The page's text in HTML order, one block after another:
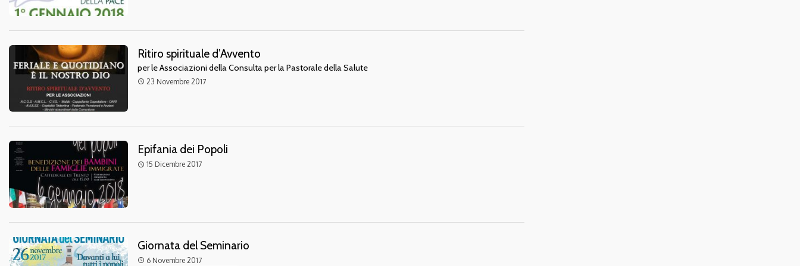
Ritiro spirituale d’Avvento
per le Associazioni della Consulta per la Pastorale della Salute
access_time 23 Novembre 2017
Epifania dei Popoli
access_time 15 Dicembre 2017
Giornata del Seminario
access_time 6 Novembre 2017